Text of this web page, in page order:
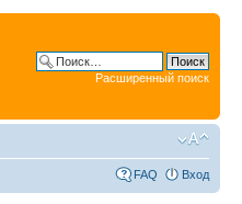
Расширенный поиск
FAQ Вход